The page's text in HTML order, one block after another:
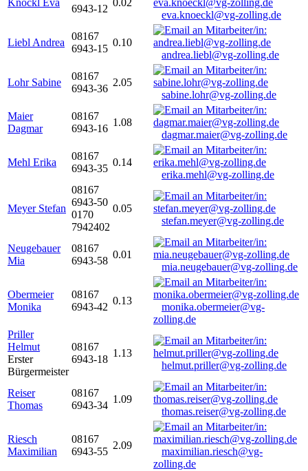
Knöckl Eva
6943-12
0.02
eva.knoeckl@vg-zolling.de
Liebl Andrea
08167
6943-15
0.10
andrea.liebl@vg-zolling.de
Lohr Sabine
08167
6943-36
2.05
sabine.lohr@vg-zolling.de
Maier
Dagmar
08167
6943-16
1.08
dagmar.maier@vg-zolling.de
Mehl Erika
08167
6943-35
0.14
erika.mehl@vg-zolling.de
Meyer Stefan
08167
6943-50
0170
7942402
0.05
stefan.meyer@vg-zolling.de
Neugebauer
Mia
08167
6943-58
0.01
mia.neugebauer@vg-zolling.de
Obermeier
Monika
08167
6943-42
0.13
monika.obermeier@vg-
zolling.de
Priller
Helmut
Erster
Bürgermeister
08167
6943-18
1.13
helmut.priller@vg-zolling.de
Reiser
Thomas
08167
6943-34
1.09
thomas.reiser@vg-zolling.de
Riesch
Maximilian
08167
6943-55
2.09
maximilian.riesch@vg-
zolling.de